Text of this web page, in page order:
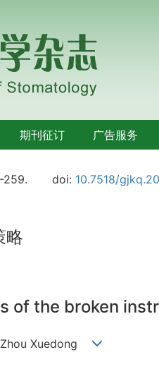
期刊征订 广告服务
259. doi: 10.7518/
略
of the broken
Zhou Xuedong